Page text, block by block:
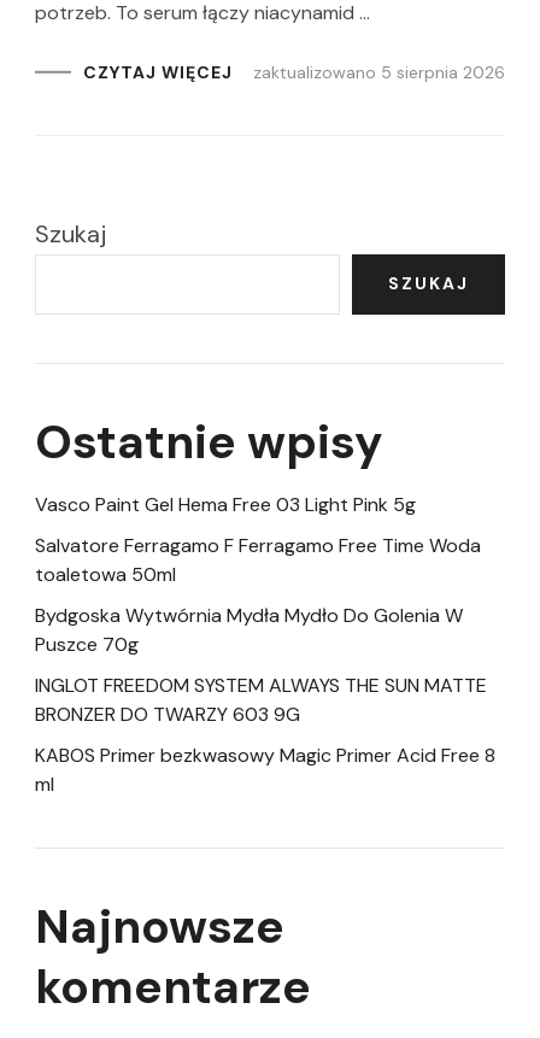
potrzeb. To serum łączy niacynamid …
CZYTAJ WIĘCEJ zaktualizowano 5 sierpnia 2026
Szukaj
SZUKAJ
Ostatnie wpisy
Vasco Paint Gel Hema Free 03 Light Pink 5g
Salvatore Ferragamo F Ferragamo Free Time Woda
toaletowa 50ml
Bydgoska Wytwórnia Mydła Mydło Do Golenia W
Puszce 70g
INGLOT FREEDOM SYSTEM ALWAYS THE SUN MATTE
BRONZER DO TWARZY 603 9G
KABOS Primer bezkwasowy Magic Primer Acid Free 8
ml
Najnowsze
komentarze